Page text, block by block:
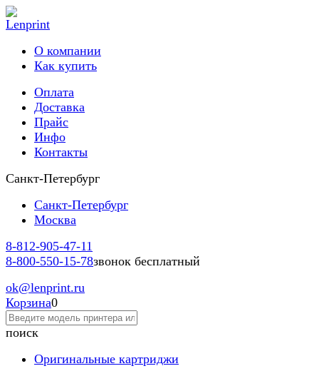
О компании
Как купить
Оплата
Доставка
Прайс
Инфо
Контакты
Санкт-Петербург
Санкт-Петербург
Москва
8-812-905-47-11
8-800-550-15-78звонок бесплатный
ok@lenprint.ru
Корзина0
поиск
Оригинальные картриджи